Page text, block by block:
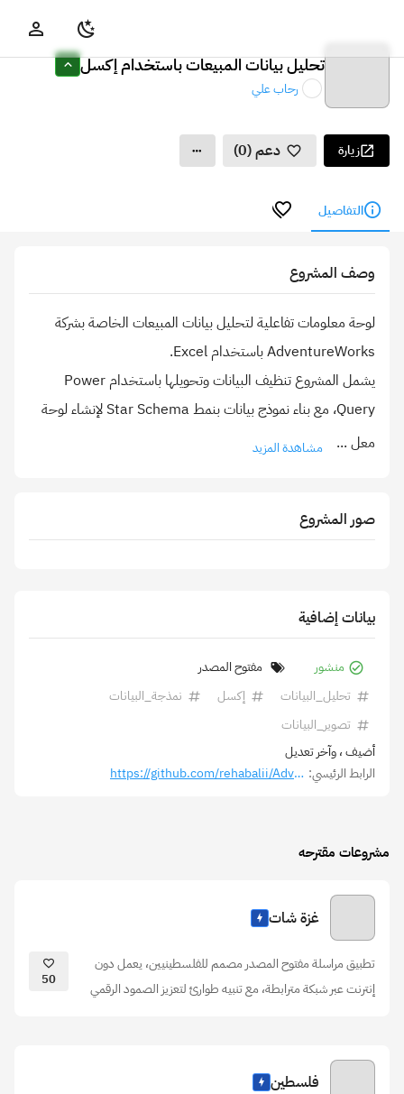
تحليل بيانات المبيعات باستخدام إكسل
رحاب علي
زيارة دعم (0)
التفاصيل
وصف المشروع
لوحة معلومات تفاعلية لتحليل بيانات المبيعات الخاصة بشركة
يشمل المشروع تنظيف البيانات وتحويلها باستخدام Power
Query، مع بناء نموذج بيانات بنمط Star Schema لإنشاء لوحة
معل ... مشاهدة المزيد
صور المشروع
بيانات إضافية
منشور
مفتوح المصدر
تحليل_البيانات
إكسل
نمذجة_البيانات
تصوير_البيانات
أضيف، وآخر تعديل
الرابط الرئيسي: https://github.com/rehabalii/AdventureWorks-Sales-Analysis-Excel.git
مشروعات مقترحه
غزة شات
تطبيق مراسلة مفتوح المصدر مصمم للفلسطينيين، يعمل دون
إنترنت عبر شبكة مترابطة، مع تنبيه طوارئ لتعزيز الصمود الرقمي
50
فلسطين